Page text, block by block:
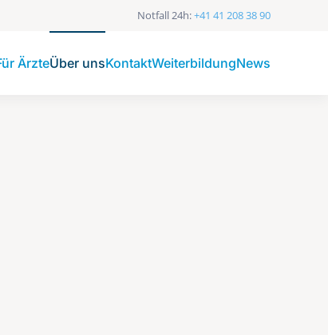
Notfall 24h:+41 41 208 38 90
ÄrzteÜber unsKontaktWeiterbildungNews